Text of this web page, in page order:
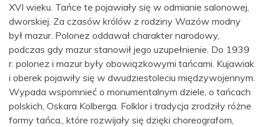
XVI wieku. Tańce te pojawiały się w odmianie salonowej,
dworskiej. Za czasów królów z rodziny Wazów modny
był mazur. Polonez oddawał charakter narodowy,
podczas gdy mazur stanowił jego uzupełnienie. Do 1939
r. polonez i mazur były obowiązkowymi tańcami. Kujawiak
i oberek pojawiły się w dwudziestoleciu międzywojennym.
Wypada wspomnieć o monumentalnym dziele, o tańcach
polskich, Oskara Kolberga. Folklor i tradycja zrodziły różne
formy tańca., które rozwijały się dzięki choreografom,